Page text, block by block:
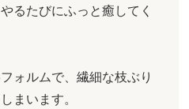
るたびにふっと癒してく
ォルムで、繊細な枝ぶり
まいます。